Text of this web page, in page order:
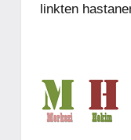
linkten